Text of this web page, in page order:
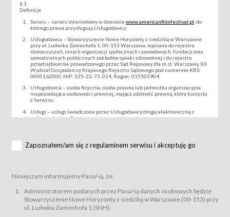
§ 1
Definicje
Serwis – serwis internetowy w domeniewww.americanfilmfestival.pl , do
którego prawa przysługują Usługodawcy;
Usługodawca – Stowarzyszenie Nowe Horyzonty z siedzibą w Warszawie
przy ul. Ludwika Zamenhofa 1, 00-153 Warszawa, wpisane do rejestru
stowarzyszeń, innych organizacji społecznych i zawodowych, fundacji oraz
samodzielnych publicznych zakładów opieki zdrowotnej i do rejestru
przedsiębiorców prowadzonego przez Sąd Rejonowy dla m.st. Warszawy, XII
Wydział Gospodarczy Krajowego Rejestru Sądowego pod numerem KRS:
0000162000, NIP: 525-22-71-014, Regon: 015503904;
Usługobiorca – osoba fizyczna, osoba prawna lub jednostka organizacyjna
nieposiadająca osobowości prawnej, mająca zdolność prawną, która korzysta
z Serwisu;
Usługi – usługi świadczone przez Usługodawcę drogą elektroniczną z
wykorzystaniem Serwisu;
za pośrednictwem Serwisu;
podmiotom z branży mediów i filmowej (Akredytacje);
Bilety – wybrane dokumenty potwierdzające zawarcie umowy z
Usługodawcą i uprawniające do wzięcia udziału w Wydarzeniu,
przewidziane przez Usługodawcę dla danego Wydarzenia, tj. uprawniające
do uczestnictwa w wielu albo w pojedynczych seansach filmowych,
Zapoznałem/am się z regulaminem serwisu i akceptuję go
Niniejszym informujemy Pana/-ią, że:
Administratorem podanych przez Pana/-ią danych osobowych będzie
Stowarzyszenie Nowe Horyzonty z siedzibą w Warszawie (00-153) przy
ul. Ludwika Zamenhofa 1 (SNH);